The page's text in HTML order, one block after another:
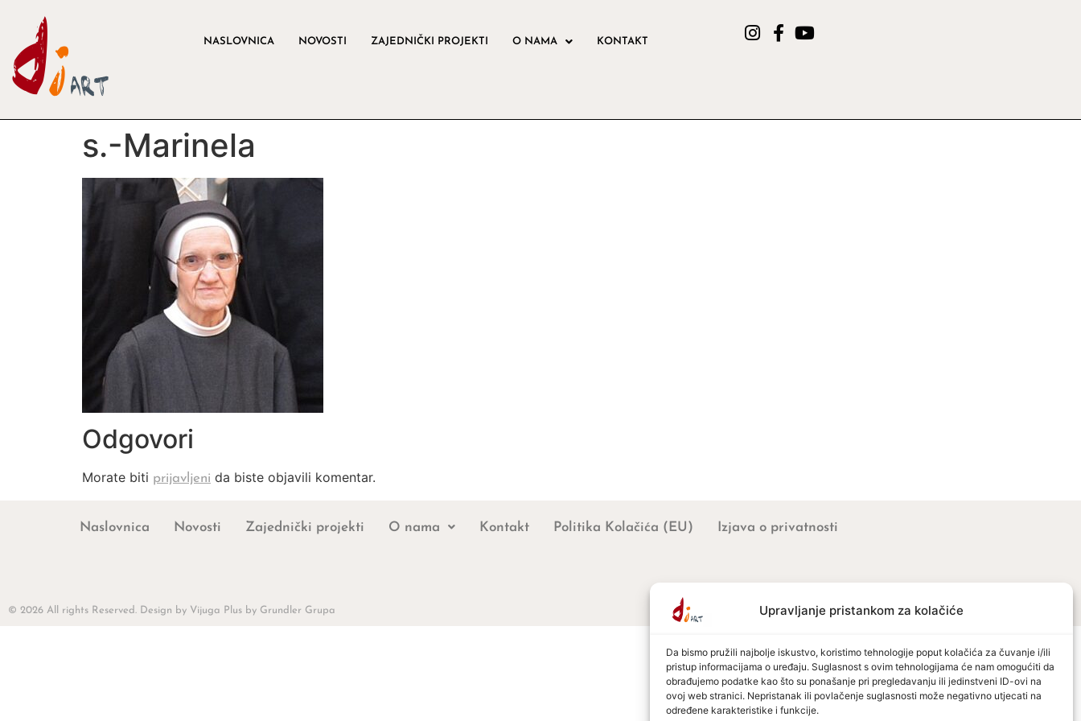
Upravljanje pristankom za kolačiće
Da bismo pružili najbolje iskustvo, koristimo tehnologije poput kolačića za čuvanje i/ili
pristup informacijama o uređaju. Suglasnost s ovim tehnologijama će nam omogućiti da
obrađujemo podatke kao što su ponašanje pri pregledavanju ili jedinstveni ID-ovi na
ovoj web stranici. Nepristanak ili povlačenje suglasnosti može negativno utjecati na
određene karakteristike i funkcije.
NASLOVNICA NOVOSTI ZAJEDNIČKI PROJEKTI O NAMA KONTAKT
s.-Marinela
Odgovori
Morate biti prijavljeni da biste objavili komentar.
Naslovnica Novosti Zajednički projekti O nama Kontakt Politika Kolačića (EU) Izjava o privatnosti
© 2026 All rights Reserved. Design by Vijuga Plus by Grundler Grupa